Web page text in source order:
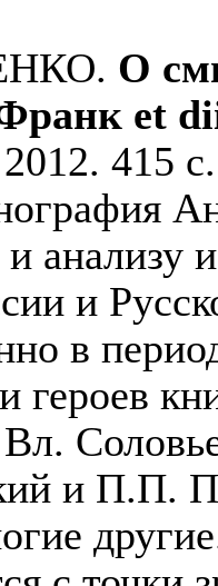
О
et
415
анализу
и
в
героев
и П.П.